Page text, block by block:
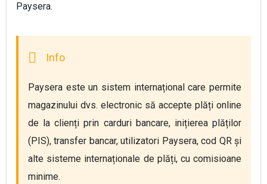
Paysera.
Paysera este un sistem internațional care permite
magazinului dvs. electronic să accepte plăți online
de la clienți prin carduri bancare, inițierea plăților
(PIS), transfer bancar, utilizatori Paysera, cod QR și
alte sisteme internaționale de plăți, cu comisioane
minime.